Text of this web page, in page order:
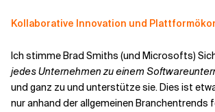
Kollaborative Innovation und
Ich stimme Brad Smiths (und Microsofts)
jedes Unternehmen zu einem
und ganz zu und unterstütze sie. Dies ist
nur anhand der allgemeinen Branchentrends